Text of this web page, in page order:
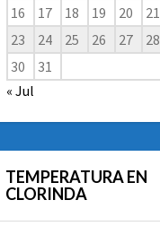
16
17 18 19 20 21
23
24 25 26 27 28
30
31
« Jul
TEMPERATURA EN
CLORINDA